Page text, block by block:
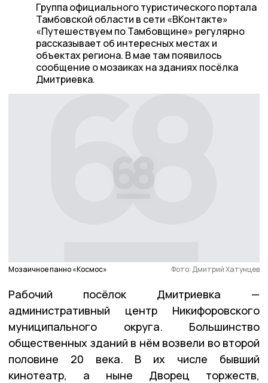
Группа официального туристического портала
Тамбовской области в сети «ВКонтакте»
«Путешествуем по Тамбовщине» регулярно
рассказывает об интересных местах и
объектах региона. В мае там появилось
сообщение о мозаиках на зданиях посёлка
Дмитриевка.
Мозаичное панно «Космос» Фото: Дмитрий Хатунцев
Рабочий посёлок Дмитриевка —
административный центр Никифоровского
муниципального округа. Большинство
общественных зданий в нём возвели во второй
половине 20 века. В их числе бывший
кинотеатр, а ныне Дворец торжеств,